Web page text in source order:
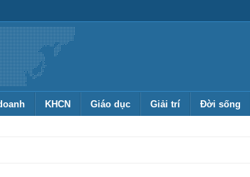
KHCN Giáo dục Giải trí Đời sống